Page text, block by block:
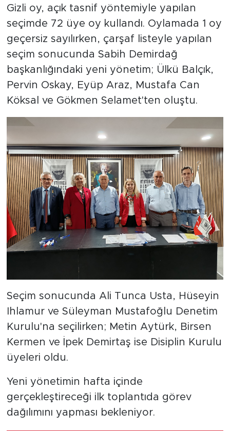
Gizli oy, açık tasnif yöntemiyle yapılan
seçimde 72 üye oy kullandı. Oylamada 1 oy
geçersiz sayılırken, çarşaf listeyle yapılan
seçim sonucunda Sabih Demirdağ
başkanlığındaki yeni yönetim; Ülkü Balçık,
Pervin Oskay, Eyüp Araz, Mustafa Can
Köksal ve Gökmen Selamet'ten oluştu.
Seçim sonucunda Ali Tunca Usta, Hüseyin
Ihlamur ve Süleyman Mustafoğlu Denetim
Kurulu'na seçilirken; Metin Aytürk, Birsen
Kermen ve İpek Demirtaş ise Disiplin Kurulu
üyeleri oldu.
Yeni yönetimin hafta içinde
gerçekleştireceği ilk toplantıda görev
dağılımını yapması bekleniyor.